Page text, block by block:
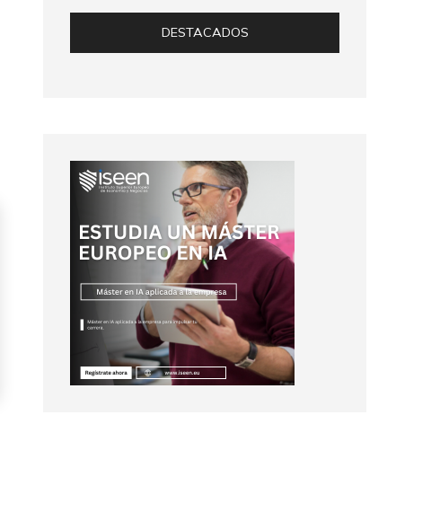
DESTACADOS